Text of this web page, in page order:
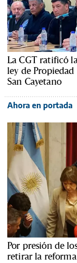
La CGT ratificó
ley de
San Cayetano
Ahora en portada
Por presión de
retirar la